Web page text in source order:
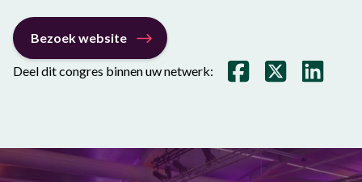
Bezoek website
Deel dit congres binnen uw netwerk: